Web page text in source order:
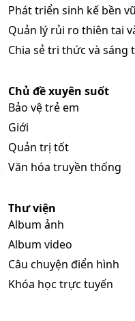
Phát triển sinh kế bền
Quản lý rủi ro thiên tai
Chia sẻ tri thức và sáng
Chủ đề xuyên suốt
Bảo vệ trẻ em
Giới
Quản trị tốt
Văn hóa truyền thống
Thư viện
Album ảnh
Album video
Câu chuyện điển hình
Khóa học trực tuyến